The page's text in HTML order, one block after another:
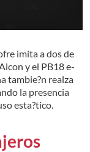
imita a dos de
y el PB18 e-
tambie?n realza
la presencia
esta?tico.